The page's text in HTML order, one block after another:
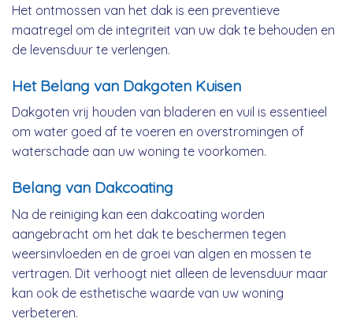
Het ontmossen van het dak is een preventieve
maatregel om de integriteit van uw dak te behouden en
de levensduur te verlengen.
Het Belang van Dakgoten Kuisen
Dakgoten vrij houden van bladeren en vuil is essentieel
om water goed af te voeren en overstromingen of
waterschade aan uw woning te voorkomen.
Belang van Dakcoating
Na de reiniging kan een dakcoating worden
aangebracht om het dak te beschermen tegen
weersinvloeden en de groei van algen en mossen te
vertragen. Dit verhoogt niet alleen de levensduur maar
kan ook de esthetische waarde van uw woning
verbeteren.